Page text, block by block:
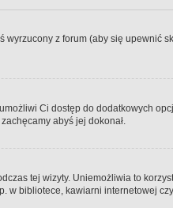
z forum (aby się upewnić
Ci dostęp do dodatkowych
abyś jej dokonał.
tej wizyty. Uniemożliwia to
w bibliotece, kawiarni internetowej